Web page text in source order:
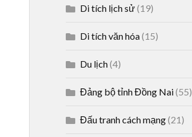
Di tích lịch sử(19)
Di tích văn hóa(15)
Du lịch(4)
Đảng bộ tỉnh Đồng Nai(55)
Đấu tranh cách mạng(21)